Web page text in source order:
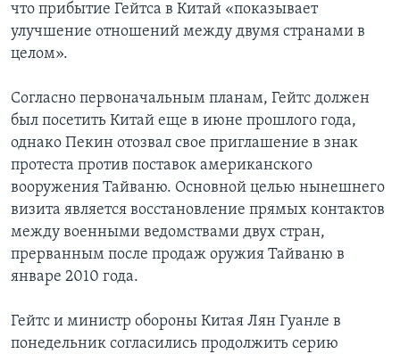
что прибытие Гейтса в Китай «показывает
улучшение отношений между двумя странами в
целом».
Согласно первоначальным планам, Гейтс должен
был посетить Китай еще в июне прошлого года,
однако Пекин отозвал свое приглашение в знак
протеста против поставок американского
вооружения Тайваню. Основной целью нынешнего
визита является восстановление прямых контактов
между военными ведомствами двух стран,
прерванным после продаж оружия Тайваню в
январе 2010 года.
Гейтс и министр обороны Китая Лян Гуанле в
понедельник согласились продолжить серию